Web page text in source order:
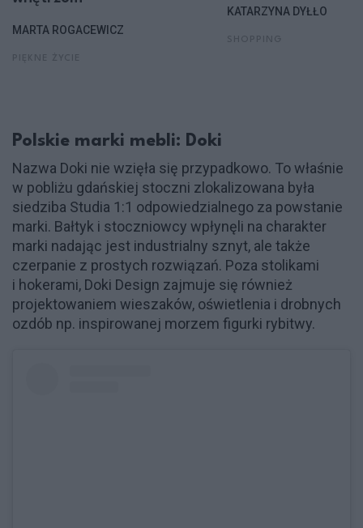
MARTA ROGACEWICZ
KATARZYNA DYŁŁO
Polskie marki mebli: Doki
Nazwa Doki nie wzięła się przypadkowo. To właśnie
w pobliżu gdańskiej stoczni zlokalizowana była
siedziba Studia 1:1 odpowiedzialnego za powstanie
marki. Bałtyk i stoczniowcy wpłynęli na charakter
marki nadając jest industrialny sznyt, ale także
czerpanie z prostych rozwiązań. Poza stolikami
i hokerami, Doki Design zajmuje się również
projektowaniem wieszaków, oświetlenia i drobnych
ozdób np. inspirowanej morzem figurki rybitwy.